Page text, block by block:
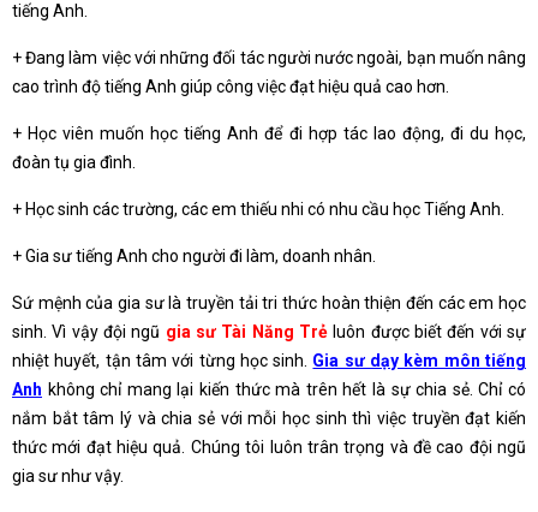
tiếng Anh.
+ Đang làm việc với những đối tác người nước ngoài, bạn muốn nâng
cao trình độ tiếng Anh giúp công việc đạt hiệu quả cao hơn.
+ Học viên muốn học tiếng Anh để đi hợp tác lao động, đi du học,
đoàn tụ gia đình.
+ Học sinh các trường, các em thiếu nhi có nhu cầu học Tiếng Anh.
+ Gia sư tiếng Anh cho người đi làm, doanh nhân.
Sứ mệnh của gia sư là truyền tải tri thức hoàn thiện đến các em học
sinh. Vì vậy đội ngũ gia sư Tài Năng Trẻ luôn được biết đến với sự
nhiệt huyết, tận tâm với từng học sinh. Gia sư dạy kèm môn tiếng
Anh không chỉ mang lại kiến thức mà trên hết là sự chia sẻ. Chỉ có
nắm bắt tâm lý và chia sẻ với mỗi học sinh thì việc truyền đạt kiến
thức mới đạt hiệu quả. Chúng tôi luôn trân trọng và đề cao đội ngũ
gia sư như vậy.